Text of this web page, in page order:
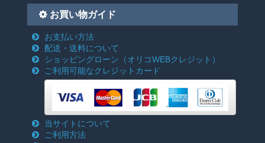
お買い物ガイド
お支払い方法
配送・送料について
ショッピングローン （オリコWEBクレジット）
ご利用可能なクレジットカード
当サイトについて
ご利用方法